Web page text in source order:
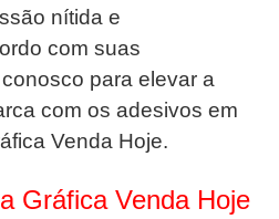
nítida e
com suas
para elevar a
com os adesivos em
Venda Hoje.
Gráfica Venda Hoje